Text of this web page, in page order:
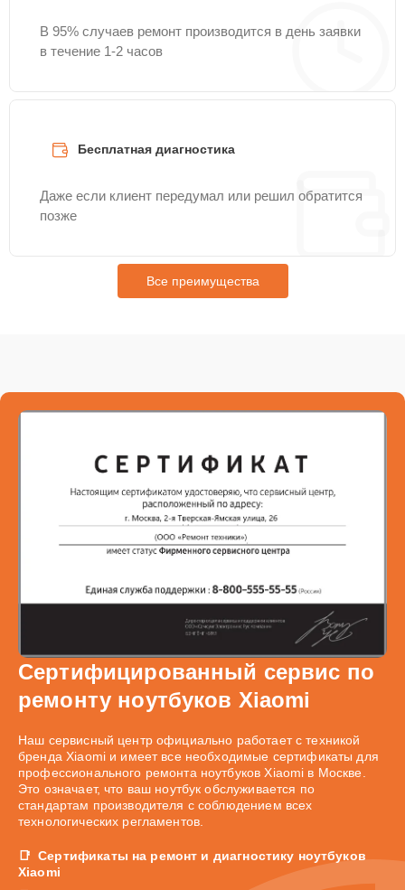
В 95% случаев ремонт производится в день заявки
в течение 1-2 часов
Бесплатная диагностика
Даже если клиент передумал или решил обратится
позже
Все преимущества
Сертифицированный сервис по
ремонту ноутбуков Xiaomi
Наш сервисный центр официально работает с техникой
бренда Xiaomi и имеет все необходимые сертификаты для
профессионального ремонта ноутбуков Xiaomi в Москве.
Это означает, что ваш ноутбук обслуживается по
стандартам производителя с соблюдением всех
технологических регламентов.
Сертификаты на ремонт и диагностику ноутбуков
Xiaomi